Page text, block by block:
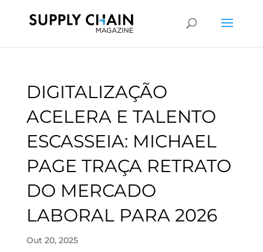
DIGITALIZAÇÃO
ACELERA E TALENTO
ESCASSEIA: MICHAEL
PAGE TRAÇA RETRATO
DO MERCADO
LABORAL PARA 2026
Out 20, 2025